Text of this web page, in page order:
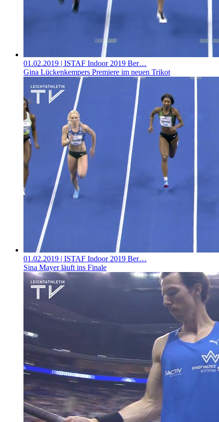
01.02.2019 | ISTAF Indoor 2019 Ber…
Gina Lückenkempers Premiere im neuen Trikot
01.02.2019 | ISTAF Indoor 2019 Ber…
Sina Mayer läuft ins Finale